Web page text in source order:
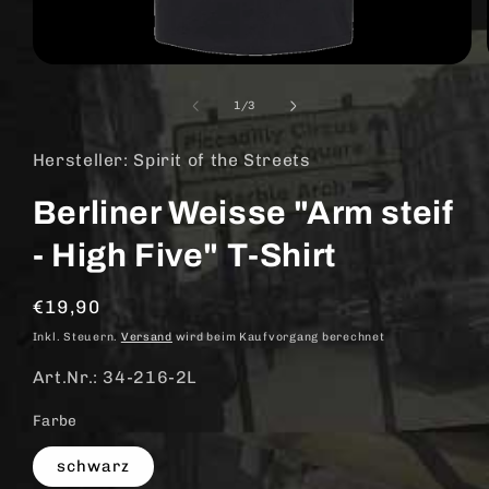
1/von
3
Hersteller: Spirit of the Streets
Berliner Weisse "Arm steif
- High Five" T-Shirt
Normaler
Preis
€19,90
Inkl. Steuern. Versand wird beim Kaufvorgang berechnet
Art.Nr.: 34-216-2L
Farbe
schwarz